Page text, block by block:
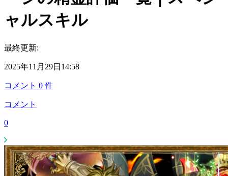
ャルスキル
最終更新:
2025年11月29日14:58
コメント 0 件
コメント
0